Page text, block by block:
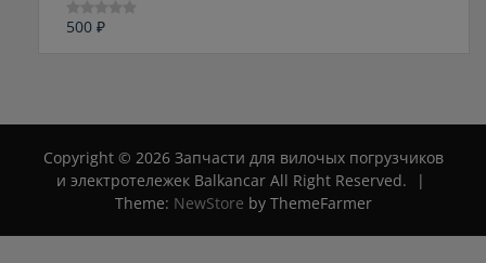
Оценка
500 ₽
Copyright © 2026 Запчасти для вилочых погрузчиков
и электротележек Balkancar All Right Reserved.
|
Theme: NewStore by ThemeFarmer